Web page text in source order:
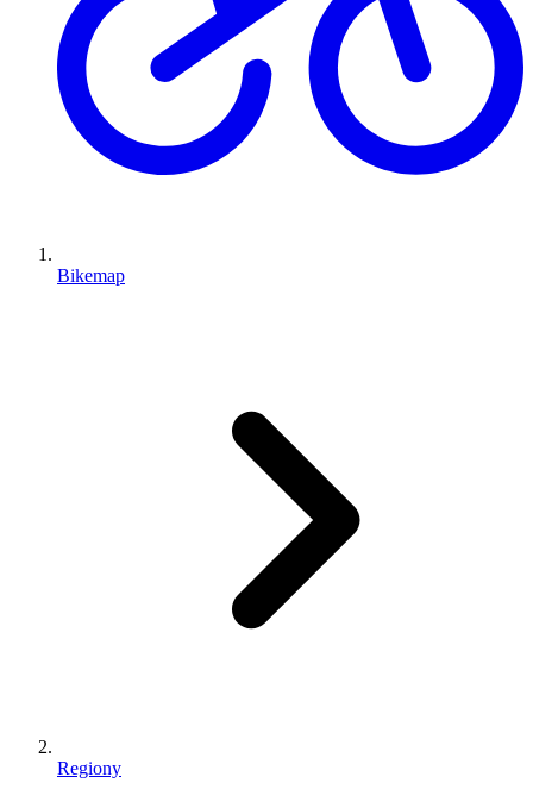
Bikemap
Regiony